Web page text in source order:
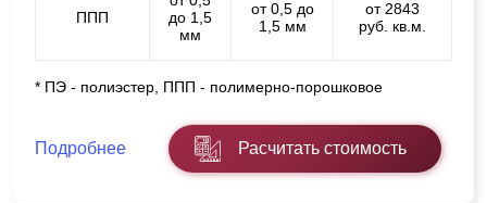
ППП
до 1,5
мм
от 0,5 до
1,5 мм
от 2843
руб. кв.м.
* ПЭ - полиэстер, ППП - полимерно-порошковое
Подробнее Расчитать стоимость